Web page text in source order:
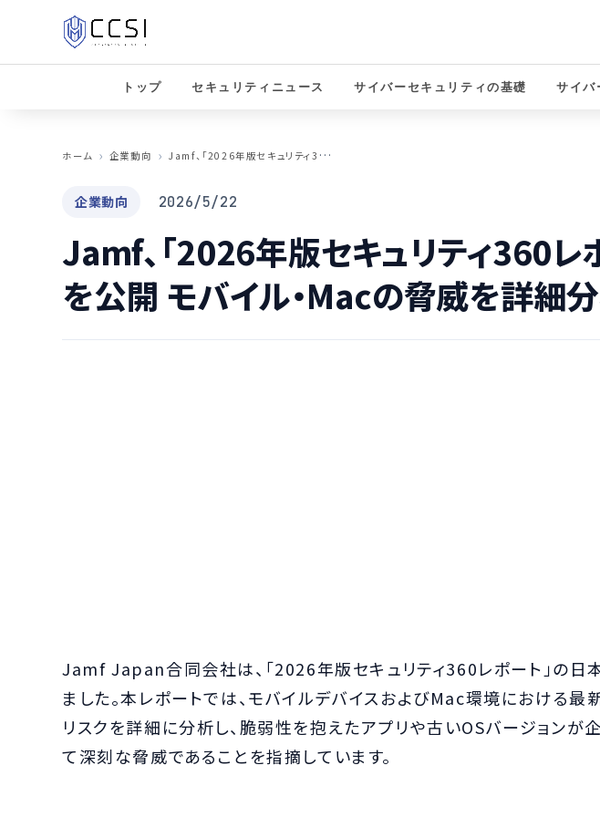
トップ セキュリティニュース サイバーセキュリティの基礎 サイバ
ホーム
企業動向 J
amf、「2026年版セキュリティ360レポート」を公開 モバイル・Macの脅威を詳細分析
企業動向 2026/5/22
Jamf、「2026年版セキュリティ360レ
を公開 モバイル・Macの脅威を詳細
Jamf Japan合同会社は、「2026年版セキュリティ360レポート」の日
ました。本レポートでは、モバイルデバイスおよびMac環境における最
リスクを詳細に分析し、脆弱性を抱えたアプリや古いOSバージョンが
て深刻な脅威であることを指摘しています。